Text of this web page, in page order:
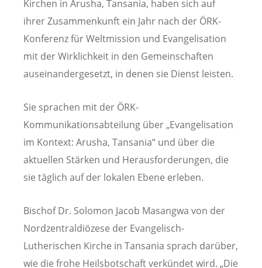
Kirchen in Arusha, Tansania, haben sich auf
ihrer Zusammenkunft ein Jahr nach der ÖRK-
Konferenz für Weltmission und Evangelisation
mit der Wirklichkeit in den Gemeinschaften
auseinandergesetzt, in denen sie Dienst leisten.
Sie sprachen mit der ÖRK-
Kommunikationsabteilung über „Evangelisation
im Kontext: Arusha, Tansania“ und über die
aktuellen Stärken und Herausforderungen, die
sie täglich auf der lokalen Ebene erleben.
Bischof Dr. Solomon Jacob Masangwa von der
Nordzentraldiözese der Evangelisch-
Lutherischen Kirche in Tansania sprach darüber,
wie die frohe Heilsbotschaft verkündet wird. „Die